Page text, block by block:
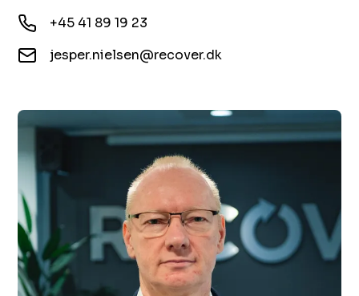
+45 41 89 19 23
jesper.nielsen@recover.dk